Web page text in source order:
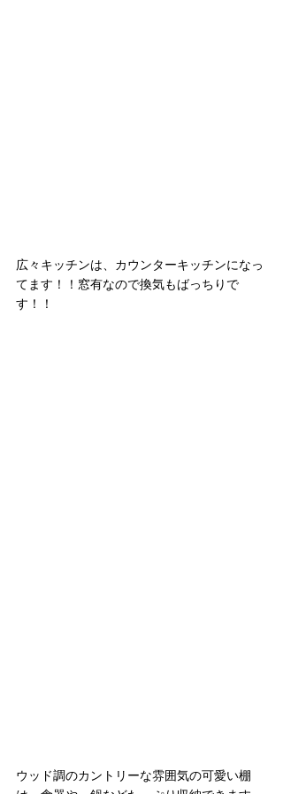
広々キッチンは、カウンターキッチンになっ
てます！！窓有なので換気もばっちりで
す！！
ウッド調のカントリーな雰囲気の可愛い棚